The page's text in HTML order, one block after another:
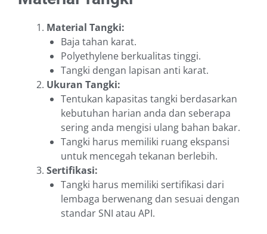
Material Tangki:
Baja tahan karat.
Polyethylene berkualitas tinggi.
Tangki dengan lapisan anti karat.
Ukuran Tangki:
Tentukan kapasitas tangki berdasarkan
kebutuhan harian anda dan seberapa
sering anda mengisi ulang bahan bakar.
Tangki harus memiliki ruang ekspansi
untuk mencegah tekanan berlebih.
Sertifikasi:
Tangki harus memiliki sertifikasi dari
lembaga berwenang dan sesuai dengan
standar SNI atau API.